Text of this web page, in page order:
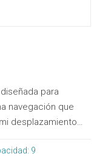
para
navegación que
desplazamiento
para su
9